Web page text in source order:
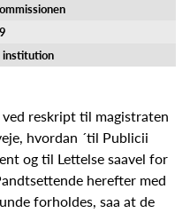
institution
reskript til magistraten
hvordan ´til Publicii
og til Lettelse saavel for
herefter med
forholdes, saa at de